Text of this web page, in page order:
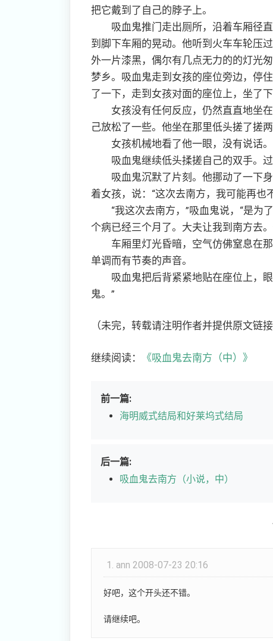
把它戴到了自己的脖子上。
吸血鬼推门走出厕所，沿着车厢径直
到脚下车厢的晃动。他听到火车车轮压
外一片漆黑，偶尔有几点无力的的灯光
梦乡。吸血鬼走到女孩的座位旁边，停
了一下，走到女孩对面的座位上，坐了下
女孩没有任何反应，仍然直直地坐在
己放松了一些。他坐在那里低头搓了搓
女孩机械地看了他一眼，没有说话。
吸血鬼继续低头揉搓自己的双手。过
吸血鬼沉默了片刻。他挪动了一下身
着女孩，说：“这次去南方，我可能再也
“我这次去南方，”吸血鬼说，“是为
个病已经三个月了。大夫让我到南方去
车厢里灯光昏暗，空气仿佛窒息在那
单调而有节奏的声音。
吸血鬼把后背紧紧地贴在座位上，眼
鬼。”
（未完，转载请注明作者并提供原文链接
继续阅读： 《吸血鬼去南方（中）》
前一篇:
海明威式结局和好莱坞式结局
后一篇:
吸血鬼去南方（小说，中）
1. ann 2008-07-23 20:16
好吧，这个开头还不错。
请继续吧。